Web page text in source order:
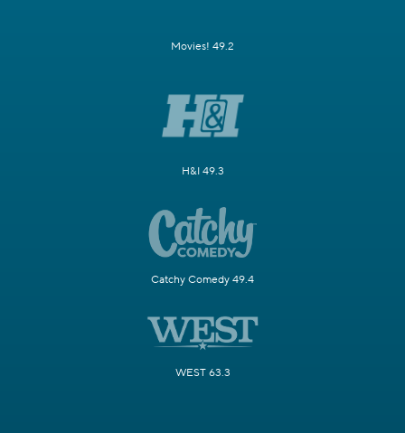
Movies! 49.2
H&I 49.3
Catchy Comedy 49.4
WEST 63.3